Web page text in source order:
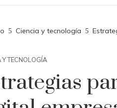
Ciencia y tecnología
Y TECNOLOGÍA